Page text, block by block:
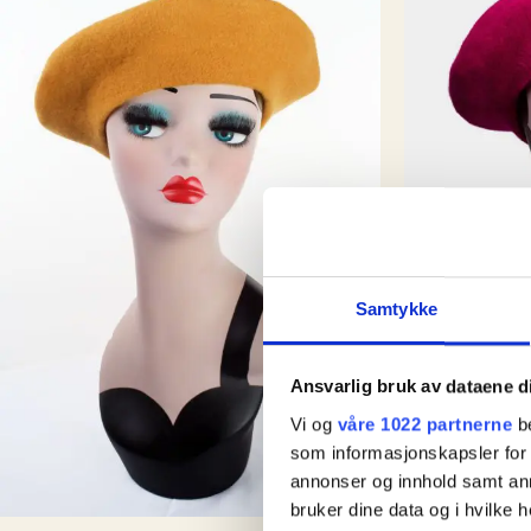
Samtykke
Ansvarlig bruk av dataene
Vi og våre 1022 partnerne
som informasjonskapsler
annonser og innhold samt
bruker dine data og i hvilke
Accessories
French